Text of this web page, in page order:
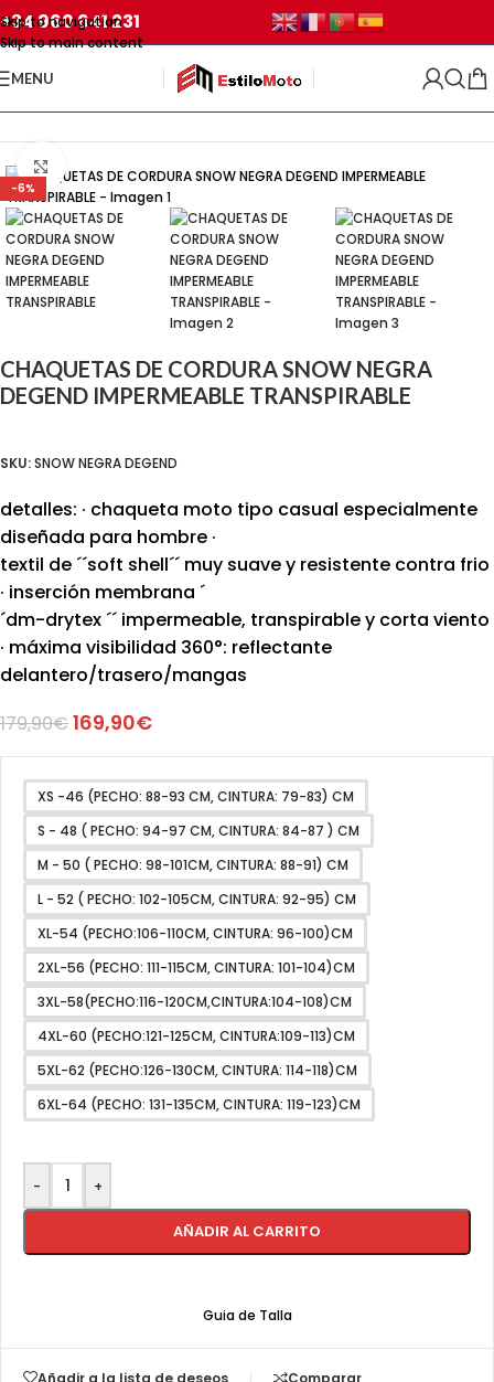
Skip to navigation
Skip to main content
+34 960 641 231
MENU
Chaquetas de cordura
-6%
CHAQUETAS DE CORDURA SNOW NEGRA
DEGEND IMPERMEABLE TRANSPIRABLE
SKU:SNOW NEGRA DEGEND
detalles: · chaqueta moto tipo casual especialmente
diseñada para hombre ·
textil de ´´soft shell´´ muy suave y resistente contra frio
· inserción membrana ´
´dm-drytex ´´ impermeable, transpirable y corta viento
· máxima visibilidad 360°: reflectante
delantero/trasero/mangas
179,90€169,90€
XS -46 (PECHO: 88-93 CM, CINTURA: 79-83) CM
S - 48 ( PECHO: 94-97 CM, CINTURA: 84-87 ) CM
M - 50 ( PECHO: 98-101CM, CINTURA: 88-91) CM
L - 52 ( PECHO: 102-105CM, CINTURA: 92-95) CM
XL-54 (PECHO:106-110CM, CINTURA: 96-100)CM
2XL-56 (PECHO: 111-115CM, CINTURA: 101-104)CM
3XL-58(PECHO:116-120CM,CINTURA:104-108)CM
4XL-60 (PECHO:121-125CM, CINTURA:109-113)CM
5XL-62 (PECHO:126-130CM, CINTURA: 114-118)CM
6XL-64 (PECHO: 131-135CM, CINTURA: 119-123)CM
- +
AÑADIR AL CARRITO
Guia de Talla
Añadir a la lista de deseos Comparar